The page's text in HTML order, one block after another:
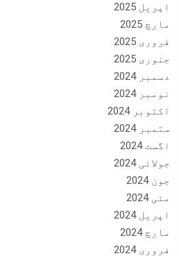
اپریل 2025
مارچ 2025
فروری 2025
جنوری 2025
دسمبر 2024
نومبر 2024
اکتوبر 2024
ستمبر 2024
اگست 2024
جولائی 2024
جون 2024
مئی 2024
اپریل 2024
مارچ 2024
فروری 2024